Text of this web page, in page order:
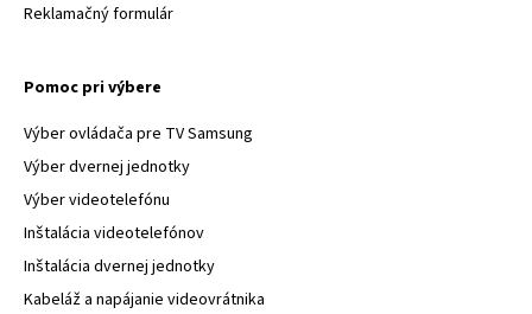
Reklamačný formulár
Pomoc pri výbere
Výber ovládača pre TV Samsung
Výber dvernej jednotky
Výber videotelefónu
Inštalácia videotelefónov
Inštalácia dvernej jednotky
Kabeláž a napájanie videovrátnika